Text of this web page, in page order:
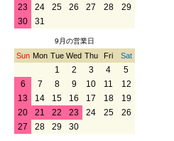
23
24 25 26 27 28
29
30
31
9月の営業日
Sun Mon Tue Wed Thu Fri Sat
1 2 3 4
5
6
7 8 9 10 11
12
13
14 15 16 17 18
19
20
21 22 23 24 25
26
27
28 29 30